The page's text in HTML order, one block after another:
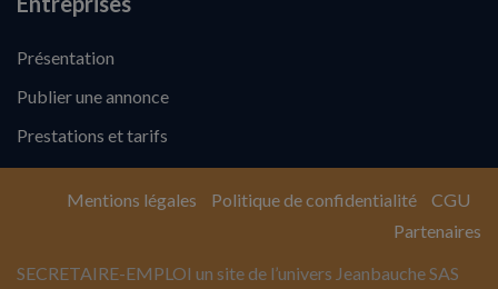
Présentation
Publier une annonce
Prestations et tarifs
SECRETAIRE-EMPLOI un site de l’univers Jeanbauche SAS
Mentions légales Politique de confidentialité
CGU
Partenaires